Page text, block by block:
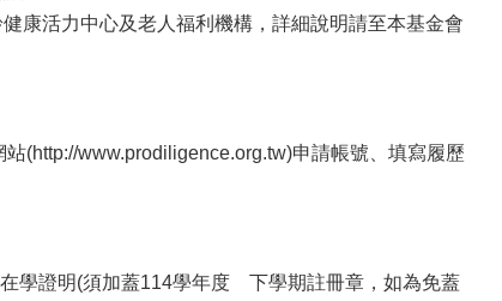
康活力中心及老人福利機構，詳細說明請至本基金會
(http://www.prodiligence.org.tw)申請帳號、填寫履歷
學證明(須加蓋114學年度 下學期註冊章，如為免蓋